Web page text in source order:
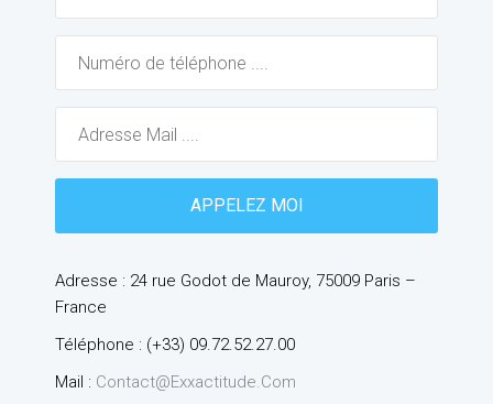
Adresse : 24 rue Godot de Mauroy, 75009 Paris –
France
Téléphone : (+33) 09.72.52.27.00
Mail : Contact@exxactitude.com